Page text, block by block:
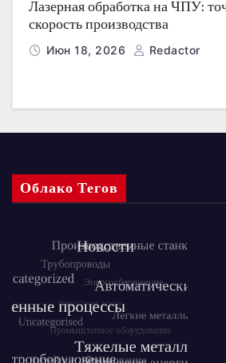
Лазерная обработка на ЧПУ:
скорость производства
Июн 18, 2026 Redactor
Облако Тегов